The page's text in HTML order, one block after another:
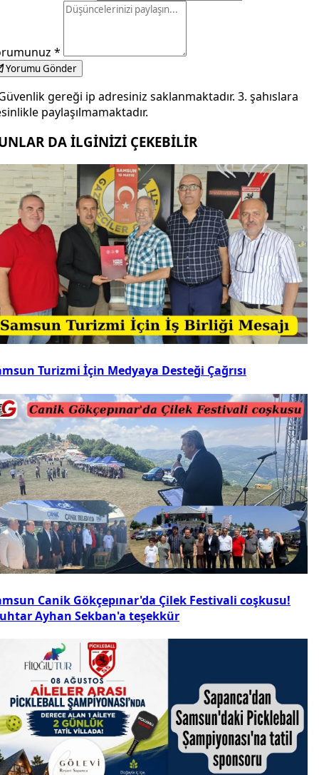
*
Yorumu Gönder
gereği ip adresiniz saklanmaktadır. 3. şahıslara
paylaşılmamaktadır.
DA İLGİNİZİ ÇEKEBİLİR
Turizmi İçin Medyaya Desteği Çağrısı
Canik Gökçepınar'da Çilek Festivali coşkusu!
Ayhan Sekban'a teşekkür